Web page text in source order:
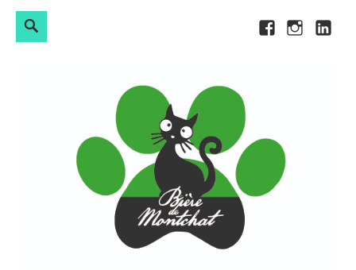
FacebookInstagram
Search